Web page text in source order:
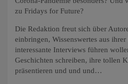
zu Fridays for Future?
Die Redaktion freut sich über
einbringen, Wissenswertes aus
interessante Interviews führen
Geschichten schreiben, ihre tollen
präsentieren und und und…